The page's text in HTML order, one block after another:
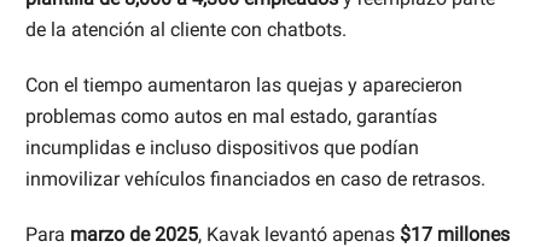
de la atención al cliente con chatbots.
Con el tiempo aumentaron las quejas y aparecieron
problemas como autos en mal estado, garantías
incumplidas e incluso dispositivos que podían
inmovilizar vehículos financiados en caso de retrasos.
Para marzo de 2025, Kavak levantó apenas $17 millones